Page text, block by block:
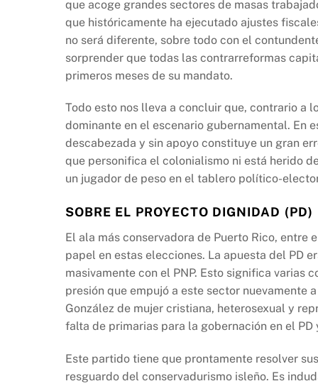
que acoge grandes sectores de masas
que históricamente ha ejecutado ajustes
no será diferente, sobre todo con el
sorprender que todas las contrarreformas
primeros meses de su mandato.
Todo esto nos lleva a concluir que, contrario a
dominante en el escenario gubernamental. En
descabezada y sin apoyo constituye un gran
que personifica el colonialismo ni está herido
un jugador de peso en el tablero político-
SOBRE EL PROYECTO DIGNIDAD (PD)
El ala más conservadora de Puerto Rico, entre
papel en estas elecciones. La apuesta del PD
masivamente con el PNP. Esto significa varias
presión que empujó a este sector nuevamente
González de mujer cristiana, heterosexual y
falta de primarias para la gobernación en el
Este partido tiene que prontamente resolver
resguardo del conservadurismo isleño. Es